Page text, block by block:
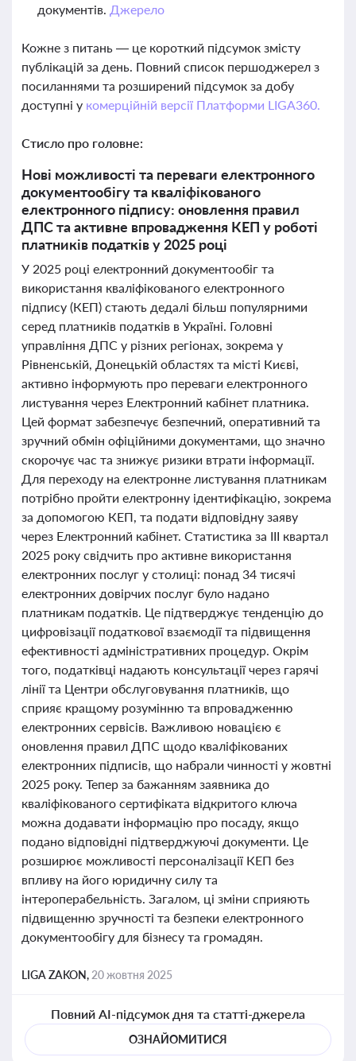
документів. Джерело
Кожне з питань — це короткий підсумок змісту
публікацій за день. Повний список першоджерел з
посиланнями та розширений підсумок за добу
доступні у комерційній версії Платформи LIGA360.
Стисло про головне:
Нові можливості та переваги електронного
документообігу та кваліфікованого
електронного підпису: оновлення правил
ДПС та активне впровадження КЕП у роботі
платників податків у 2025 році
У 2025 році електронний документообіг та
використання кваліфікованого електронного
підпису (КЕП) стають дедалі більш популярними
серед платників податків в Україні. Головні
управління ДПС у різних регіонах, зокрема у
Рівненській, Донецькій областях та місті Києві,
активно інформують про переваги електронного
листування через Електронний кабінет платника.
Цей формат забезпечує безпечний, оперативний та
зручний обмін офіційними документами, що значно
скорочує час та знижує ризики втрати інформації.
Для переходу на електронне листування платникам
потрібно пройти електронну ідентифікацію, зокрема
за допомогою КЕП, та подати відповідну заяву
через Електронний кабінет. Статистика за ІІІ квартал
2025 року свідчить про активне використання
електронних послуг у столиці: понад 34 тисячі
електронних довірчих послуг було надано
платникам податків. Це підтверджує тенденцію до
цифровізації податкової взаємодії та підвищення
ефективності адміністративних процедур. Окрім
того, податківці надають консультації через гарячі
лінії та Центри обслуговування платників, що
сприяє кращому розумінню та впровадженню
електронних сервісів. Важливою новацією є
оновлення правил ДПС щодо кваліфікованих
електронних підписів, що набрали чинності у жовтні
2025 року. Тепер за бажанням заявника до
кваліфікованого сертифіката відкритого ключа
можна додавати інформацію про посаду, якщо
подано відповідні підтверджуючі документи. Це
розширює можливості персоналізації КЕП без
впливу на його юридичну силу та
інтероперабельність. Загалом, ці зміни сприяють
підвищенню зручності та безпеки електронного
документообігу для бізнесу та громадян.
LIGA ZAKON, 20 жовтня 2025
Повний AI-підсумок дня та статті-джерела
ОЗНАЙОМИТИСЯ